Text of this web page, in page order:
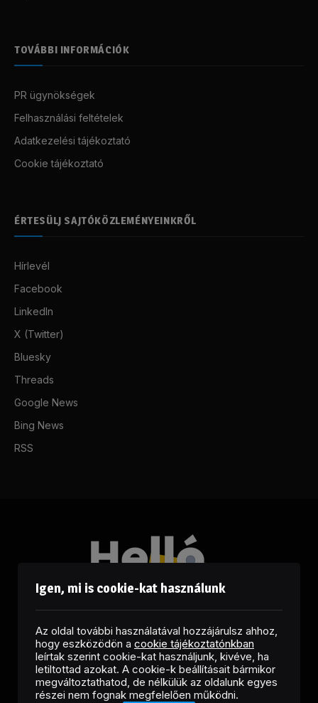
TOVÁBBI INFORMÁCIÓK
PR ügynökségek
Felhasználási feltételek
Adatkezelési tájékoztató
Cookie tájékoztató
ÉRTESÜLJ SAJTÓKÖZLEMÉNYEINKRŐL
Hírlevél
Facebook
LinkedIn
X (Twitter)
Bluesky
Threads
Google News
Bing News
RSS
FacebookLinkedInX
(Twitter)
RSS
Igen, mi is cookie-kat használunk
Az oldal további használatával hozzájárulsz ahhoz,
hogy eszközödön a cookie tájékoztatónkban
leírtak szerint cookie-kat használjunk, kivéve, ha
letiltottad azokat. A cookie-k beállításait bármikor
megváltoztathatod, de nélkülük az oldalunk egyes
részei nem fognak megfelelően működni.